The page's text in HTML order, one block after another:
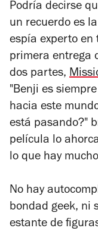
Podría decirse
un recuerdo es
espía experto en
primera entrega
dos partes,
"Benji es
hacia este
está pasando?"
película lo
lo que hay
No hay
bondad geek, ni
estante de